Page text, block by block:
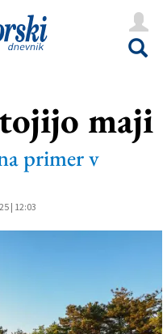
maji
primer v
| 12:03